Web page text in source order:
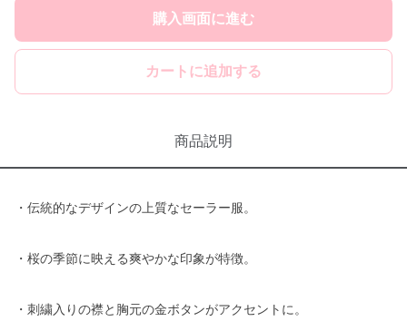
購入画面に進む
カートに追加する
商品説明
・伝統的なデザインの上質なセーラー服。
・桜の季節に映える爽やかな印象が特徴。
・刺繍入りの襟と胸元の金ボタンがアクセントに。